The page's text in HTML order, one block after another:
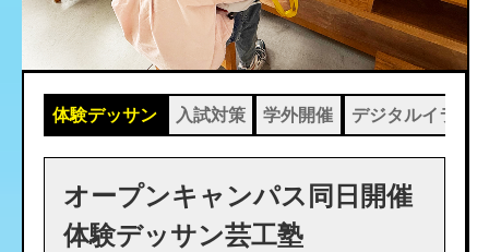
体験デッサン 入試対策 学外開催 デジタルイラス
オープンキャンパス同日開催
体験デッサン芸工塾